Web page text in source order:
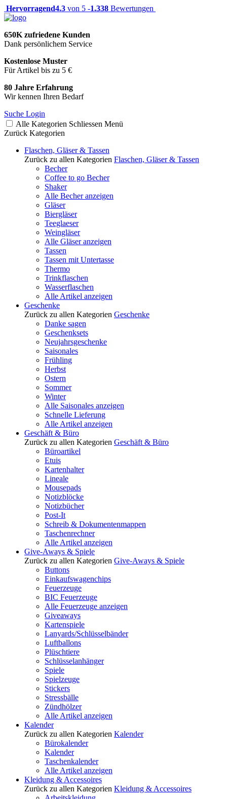
Hervorragend4.3 von 5 -1.338 Bewertungen
650K zufriedene Kunden
Dank persönlichem Service
Kostenlose Muster
Für Artikel bis zu 5 €
80 Jahre Erfahrung
Wir kennen Ihren Bedarf
Suche Login
Alle Kategorien Schliessen Menü
Zurück Kategorien
Flaschen, Gläser & Tassen
Zurück zu allen Kategorien Flaschen, Gläser & Tassen
Becher
Coffee to go Becher
Shaker
Alle Becher anzeigen
Gläser
Biergläser
Teeglaeser
Weingläser
Alle Gläser anzeigen
Tassen
Tassen mit Untertasse
Thermo
Trinkflaschen
Wasserflaschen
Alle Artikel anzeigen
Geschenke
Zurück zu allen Kategorien Geschenke
Danke sagen
Geschenksets
Neujahrsgeschenke
Saisonales
Frühling
Herbst
Ostern
Sommer
Winter
Alle Saisonales anzeigen
Schnelle Lieferung
Alle Artikel anzeigen
Geschäft & Büro
Zurück zu allen Kategorien Geschäft & Büro
Büroartikel
Etuis
Kartenhalter
Lineale
Mousepads
Notizblöcke
Notizbücher
Post-It
Schreib & Dokumentenmappen
Taschenrechner
Alle Artikel anzeigen
Give-Aways & Spiele
Zurück zu allen Kategorien Give-Aways & Spiele
Buttons
Einkaufswagenchips
Feuerzeuge
BIC Feuerzeuge
Alle Feuerzeuge anzeigen
Giveaways
Kartenspiele
Lanyards/Schlüsselbänder
Luftballons
Plüschtiere
Schlüsselanhänger
Spiele
Spielzeuge
Stickers
Stressbälle
Zündhölzer
Alle Artikel anzeigen
Kalender
Zurück zu allen Kategorien Kalender
Bürokalender
Kalender
Taschenkalender
Alle Artikel anzeigen
Kleidung & Accessoires
Zurück zu allen Kategorien Kleidung & Accessoires